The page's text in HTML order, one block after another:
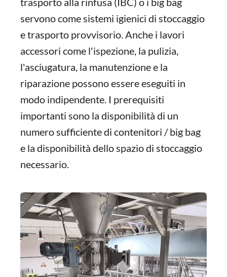
servono come sistemi igienici di stoccaggio
e trasporto provvisorio. Anche i lavori
accessori come l'ispezione, la pulizia,
l'asciugatura, la manutenzione e la
riparazione possono essere eseguiti in
modo indipendente. I prerequisiti
importanti sono la disponibilità di un
numero sufficiente di contenitori / big bag
e la disponibilità dello spazio di stoccaggio
necessario.